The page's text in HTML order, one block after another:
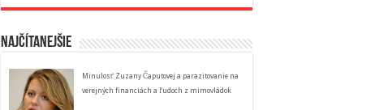
Najčítanejšie
Minulosť Zuzany Čaputovej a parazitovanie na
verejných financiách a ľudoch z mimovládok